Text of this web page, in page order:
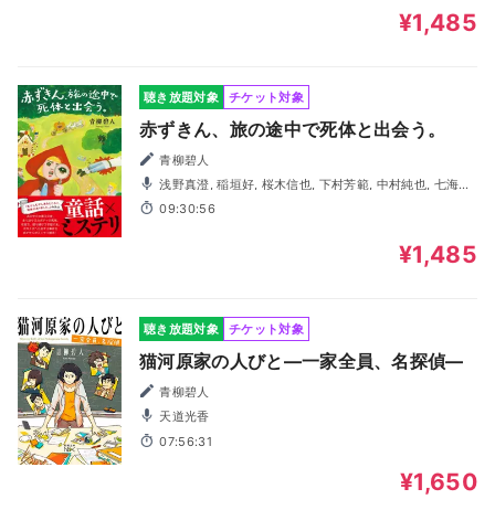
¥1,485
聴き放題対象 チケット対象
赤ずきん、旅の途中で死体と出会う。
青柳碧人
浅野真澄, 稲垣好, 桜木信也, 下村芳範, 中村純也, 七海こ
ころ, 春川芽生, 保田彩乃
09:30:56
¥1,485
聴き放題対象 チケット対象
猫河原家の人びと―一家全員、名探偵―
青柳碧人
天道光香
07:56:31
¥1,650